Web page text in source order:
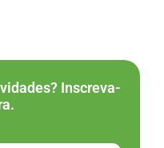
Inscreva-